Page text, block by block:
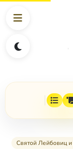
Святой Лейбовиц